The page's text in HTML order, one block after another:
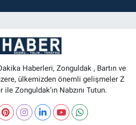
Haberleri, Zonguldak , Bartın ve
ülkemizden önemli gelişmeler Z
ile Zonguldak’ın Nabzını Tutun.